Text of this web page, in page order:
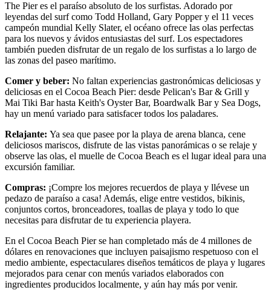
The Pier es el paraíso absoluto de los surfistas. Adorado por
leyendas del surf como Todd Holland, Gary Popper y el 11 veces
campeón mundial Kelly Slater, el océano ofrece las olas perfectas
para los nuevos y ávidos entusiastas del surf. Los espectadores
también pueden disfrutar de un regalo de los surfistas a lo largo de
las zonas del paseo marítimo.
Comer y beber: No faltan experiencias gastronómicas deliciosas y
deliciosas en el Cocoa Beach Pier: desde Pelican's Bar & Grill y
Mai Tiki Bar hasta Keith's Oyster Bar, Boardwalk Bar y Sea Dogs,
hay un menú variado para satisfacer todos los paladares.
Relajante: Ya sea que pasee por la playa de arena blanca, cene
deliciosos mariscos, disfrute de las vistas panorámicas o se relaje y
observe las olas, el muelle de Cocoa Beach es el lugar ideal para una
excursión familiar.
Compras: ¡Compre los mejores recuerdos de playa y llévese un
pedazo de paraíso a casa! Además, elige entre vestidos, bikinis,
conjuntos cortos, bronceadores, toallas de playa y todo lo que
necesitas para disfrutar de tu experiencia playera.
En el Cocoa Beach Pier se han completado más de 4 millones de
dólares en renovaciones que incluyen paisajismo respetuoso con el
medio ambiente, espectaculares diseños temáticos de playa y lugares
mejorados para cenar con menús variados elaborados con
ingredientes producidos localmente, y aún hay más por venir.